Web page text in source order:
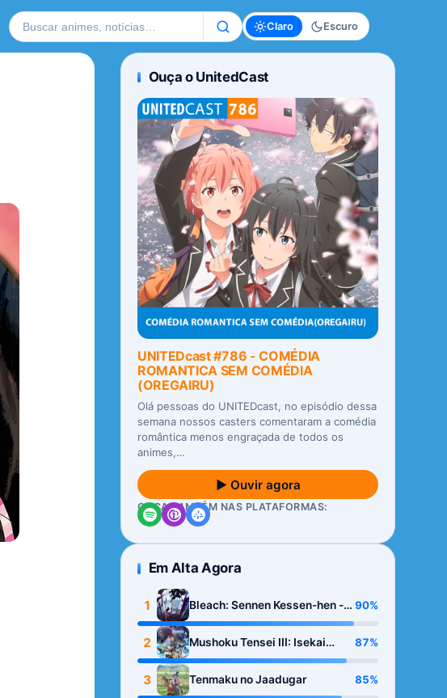
Buscar no site Claro Escuro
Ouça o UnitedCast
UNITEDcast #786 - COMÉDIA
ROMANTICA SEM COMÉDIA
(OREGAIRU)
Olá pessoas do UNITEDcast, no episódio dessa
semana nossos casters comentaram a comédia
romântica menos engraçada de todos os
animes,…
▶ Ouvir agora
OUÇA TAMBÉM NAS PLATAFORMAS:
Em Alta Agora
1
Bleach: Sennen Kessen-hen -
Kashin-tan
90%
2
Mushoku Tensei III: Isekai
Ittara Honki Dasu
87%
3 Tenmaku no Jaadugar 85%